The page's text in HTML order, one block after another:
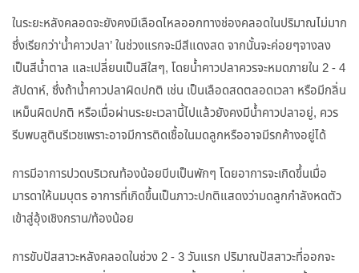
ในระยะหลังคลอดจะยังคงมีเลือดไหลออกทางช่องคลอดในปริมาณไม่มาก
ซึ่งเรียกว่า‘น้ำคาวปลา’ ในช่วงแรกจะมีสีแดงสด จากนั้นจะค่อยๆจางลง
เป็นสีน้ำตาล และเปลี่ยนเป็นสีใสๆ, โดยน้ำคาวปลาควรจะหมดภายใน 2 - 4
สัปดาห์, ซึ่งถ้าน้ำคาวปลาผิดปกติ เช่น เป็นเลือดสดตลอดเวลา หรือมีกลิ่น
เหม็นผิดปกติ หรือเมื่อผ่านระยะเวลานี้ไปแล้วยังคงมีน้ำคาวปลาอยู่, ควร
รีบพบสูตินรีเวชเพราะอาจมีการติดเชื้อในมดลูกหรืออาจมีรกค้างอยู่ได้
การมีอาการปวดบริเวณท้องน้อยบีบเป็นพักๆ โดยอาการจะเกิดขึ้นเมื่อ
มารดาให้นมบุตร อาการที่เกิดขึ้นเป็นภาวะปกติแสดงว่ามดลูกกำลังหดตัว
เข้าสู่อุ้งเชิงกราน/ท้องน้อย
การขับปัสสาวะหลังคลอดในช่วง 2 - 3 วันแรก ปริมาณปัสสาวะที่ออกจะ